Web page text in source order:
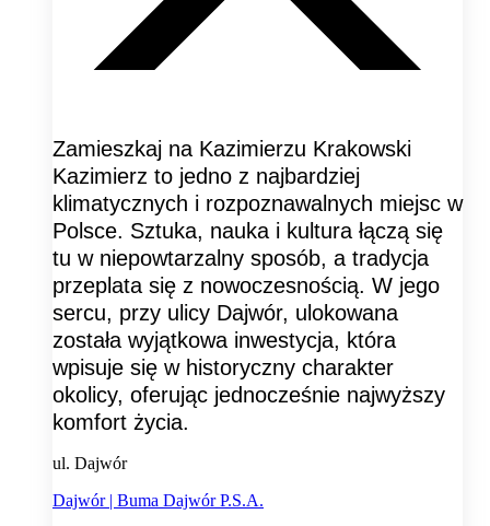
Zamieszkaj na Kazimierzu Krakowski
Kazimierz to jedno z najbardziej
klimatycznych i rozpoznawalnych miejsc w
Polsce. Sztuka, nauka i kultura łączą się
tu w niepowtarzalny sposób, a tradycja
przeplata się z nowoczesnością. W jego
sercu, przy ulicy Dajwór, ulokowana
została wyjątkowa inwestycja, która
wpisuje się w historyczny charakter
okolicy, oferując jednocześnie najwyższy
komfort życia.
ul. Dajwór
Dajwór | Buma Dajwór P.S.A.